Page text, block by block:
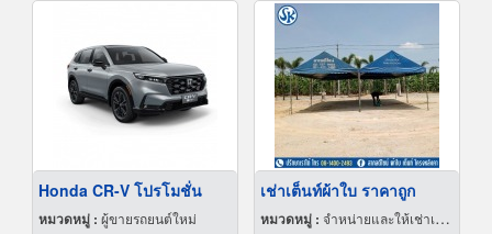
Honda CR-V โปรโมชั่น
หมวดหมู่ : ผู้ขายรถยนต์ใหม่
เช่าเต็นท์ผ้าใบ ราคาถูก
หมวดหมู่ : จำหน่ายและให้เช่าเต็นท์